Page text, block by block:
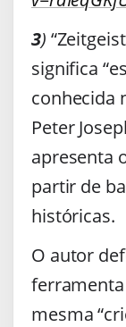
3)
significa
conhecida
Peter
apresenta
partir de
históricas.
O autor
mesma